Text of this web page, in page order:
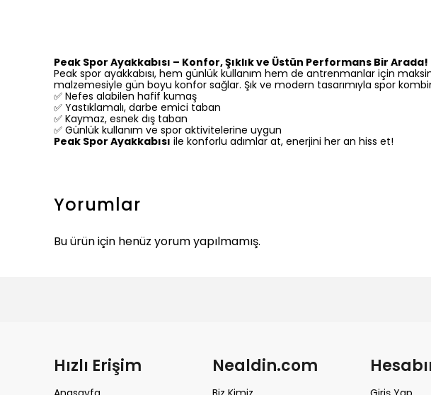
Peak Spor Ayakkabısı – Konfor, Şıklık ve Üstün Performans Bir Arada!
Peak spor ayakkabısı, hem günlük kullanım hem de antrenmanlar için
malzemesiyle gün boyu konfor sağlar. Şık ve modern tasarımıyla spor
✅ Nefes alabilen hafif kumaş
✅ Yastıklamalı, darbe emici taban
✅ Kaymaz, esnek dış taban
✅ Günlük kullanım ve spor aktivitelerine uygun
Peak Spor Ayakkabısı ile konforlu adımlar at, enerjini her an hiss et!
Yorumlar
Bu ürün için henüz yorum yapılmamış.
Hızlı Erişim Nealdin.com